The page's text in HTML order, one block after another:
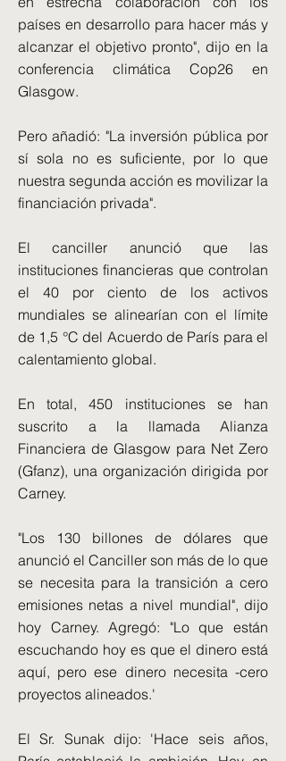
países en desarrollo para hacer más y
alcanzar el objetivo pronto", dijo en la
conferencia climática Cop26 en
Glasgow.
Pero añadió: "La inversión pública por
sí sola no es suficiente, por lo que
nuestra segunda acción es movilizar la
financiación privada".
El canciller anunció que las
instituciones financieras que controlan
el 40 por ciento de los activos
mundiales se alinearían con el límite
de 1,5 °C del Acuerdo de París para el
calentamiento global.
En total, 450 instituciones se han
suscrito a la llamada Alianza
Financiera de Glasgow para Net Zero
(Gfanz), una organización dirigida por
Carney.
"Los 130 billones de dólares que
anunció el Canciller son más de lo que
se necesita para la transición a cero
emisiones netas a nivel mundial", dijo
hoy Carney. Agregó: "Lo que están
escuchando hoy es que el dinero está
aquí, pero ese dinero necesita -cero
proyectos alineados.'
El Sr. Sunak dijo: 'Hace seis años,